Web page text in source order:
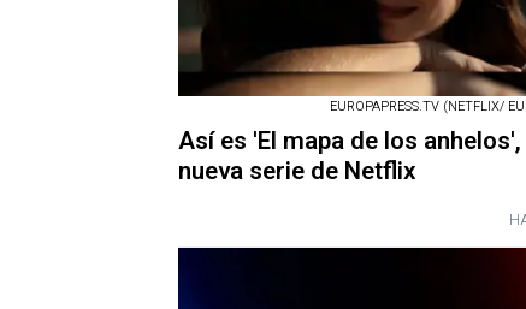
EUROPAPRESS.TV (NETFLIX/
Así es 'El mapa de los
nueva serie de Netflix